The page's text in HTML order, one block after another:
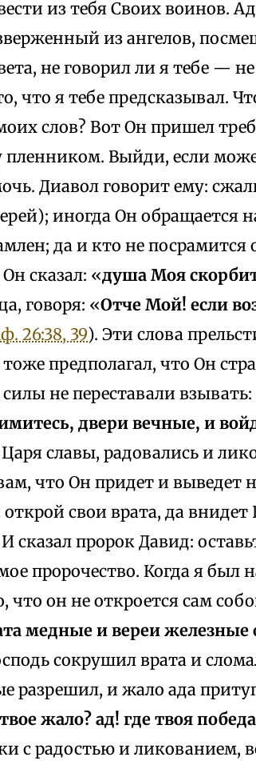
из тебя Своих воинов.
из ангелов,
не говорил ли я тебе —
что я тебе предсказывал.
слов? Вот Он пришел
пленником. Выйди, если
Диавол говорит ему:
иногда Он обращается
да и кто не посрамится
сказал: «душа Моя
говоря: «Отче Мой! если
26:38, 39). Эти слова
предполагал, что Он
не переставали взывать:
двери вечные, и
славы, радовались и
что Он придет и выведет
свои врата, да
сказал пророк Давид:
пророчество. Когда я был
что он не откроется сам
медные и вереи железные
сокрушил врата и
разрешил, и жало ада
жало? ад! где твоя
с радостью и ликованием,